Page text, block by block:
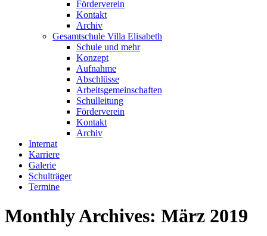
Förderverein
Kontakt
Archiv
Gesamtschule Villa Elisabeth
Schule und mehr
Konzept
Aufnahme
Abschlüsse
Arbeitsgemeinschaften
Schulleitung
Förderverein
Kontakt
Archiv
Internat
Karriere
Galerie
Schulträger
Termine
Monthly Archives: März 2019